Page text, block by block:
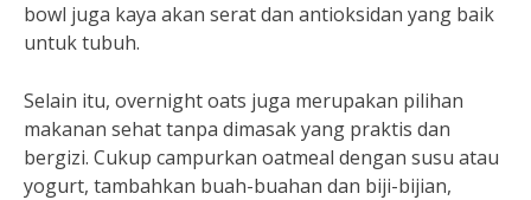
bowl juga kaya akan serat dan antioksidan yang baik
untuk tubuh.
Selain itu, overnight oats juga merupakan pilihan
makanan sehat tanpa dimasak yang praktis dan
bergizi. Cukup campurkan oatmeal dengan susu atau
yogurt, tambahkan buah-buahan dan biji-bijian,